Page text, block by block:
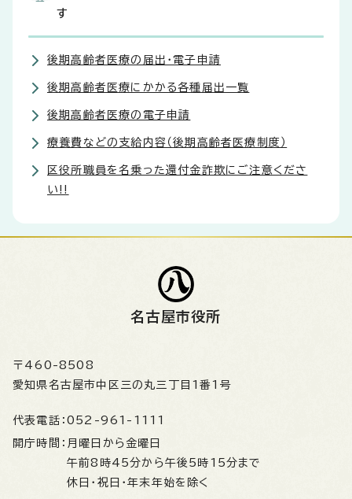
す
後期高齢者医療の届出・電子申請
後期高齢者医療にかかる各種届出一覧
後期高齢者医療の電子申請
療養費などの支給内容（後期高齢者医療制度）
区役所職員を名乗った還付金詐欺にご注意くださ
い!!
名古屋市役所
〒460-8508
愛知県名古屋市中区三の丸三丁目1番1号
代表電話： 052-961-1111
開庁時間： 月曜日から金曜日
午前8時45分から午後5時15分まで
休日・祝日・年末年始を除く